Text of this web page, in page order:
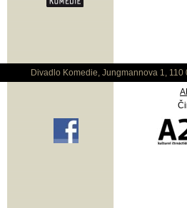
Divadlo Komedie, Jungmannova 1,